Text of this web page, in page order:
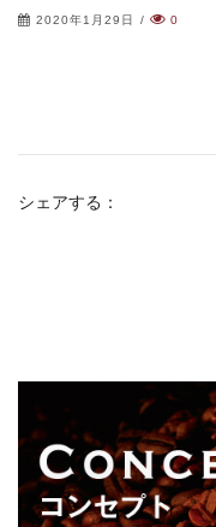
2020年1月29日 / 0
シェアする：